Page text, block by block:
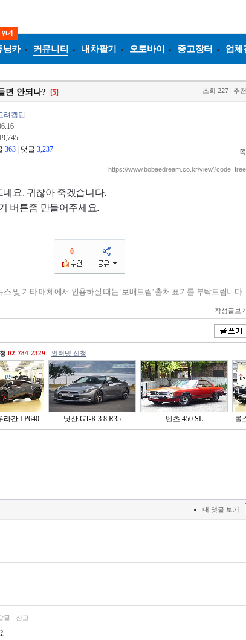
닝카 커뮤니티 내차팔기 오토바이 중고장터 업체
면 안되나? [5] 조회 227 추천
려캡틴
363 댓글 3,237
https://www.bobaedream.co.kr/
요. 귀찮아 죽겠습니다.
버튼좀 만들어주세요.
0
스 및 기타 매체에서 인용하실 때는 '보배드림' 출처 표기를 부탁드립니다
작성글보
02-784-2329 인터넷 신청
라칸 LP640.. 닛산 GT-R 3.8 R35 벤츠 450 SL
롤
내 댓글 보기
글 신고